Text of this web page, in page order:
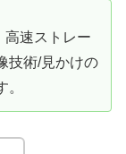
高速ストレー
技術/見かけの